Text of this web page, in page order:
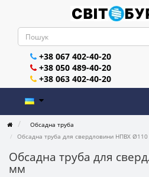
+38 067 402-40-20
+38 050 489-40-20
+38 063 402-40-20
Обсадна труба
Обсадна труба для свердловини НПВХ
Обсадна труба для
мм